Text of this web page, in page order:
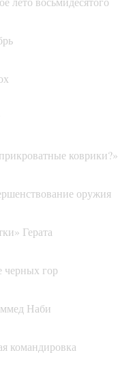
коврики?»
оружия
Герата
черных гор
Наби
командировка